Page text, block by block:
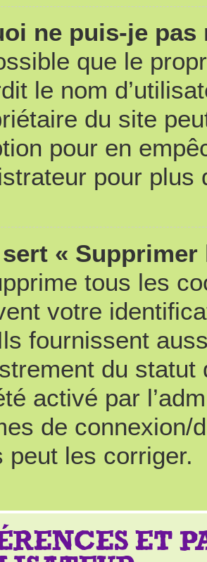
ne puis-je pas
que le
le nom
du site
pour en
pour
«
tous les
votre
fournissent
du
activé par
de connexion/
peut les corriger.
ET